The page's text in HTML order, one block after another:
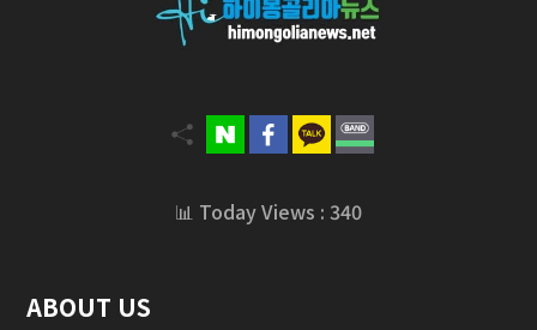
📊 Today Views : 340
ABOUT US